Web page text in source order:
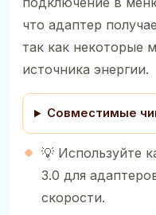
что адаптер
так как некоторые
источника энергии.
Совместимые
💡 Используйте
3.0 для
скорости.